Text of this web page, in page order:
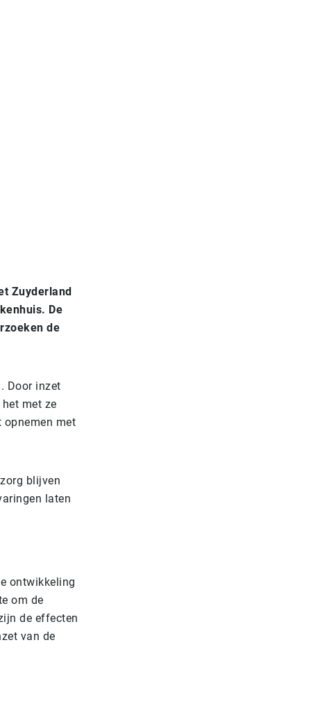
Zuyderland
De
de
Door inzet
met ze
opnemen met
blijven
laten
ontwikkeling
om de
de effecten
van de